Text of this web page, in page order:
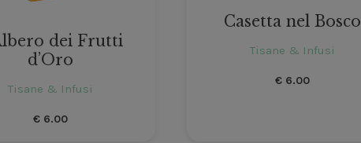
dei Frutti
d’Oro
Tisane & Infusi
€ 6.00
Casetta nel Bosco
Tisane & Infusi
€6.00